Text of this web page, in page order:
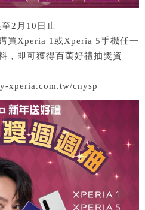
2月10日止
買Xperia 1或Xperia 5手機任一
，即可獲得百萬好禮抽獎資
xperia.com.tw/cnysp